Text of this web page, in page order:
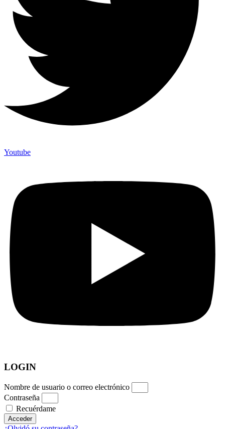
Youtube
LOGIN
Nombre de usuario o correo electrónico
Contraseña
Recuérdame
Acceder